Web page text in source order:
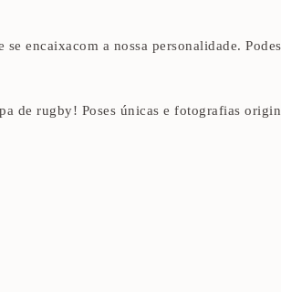
encaixacom a nossa personalidade.
de rugby! Poses únicas e fotografias